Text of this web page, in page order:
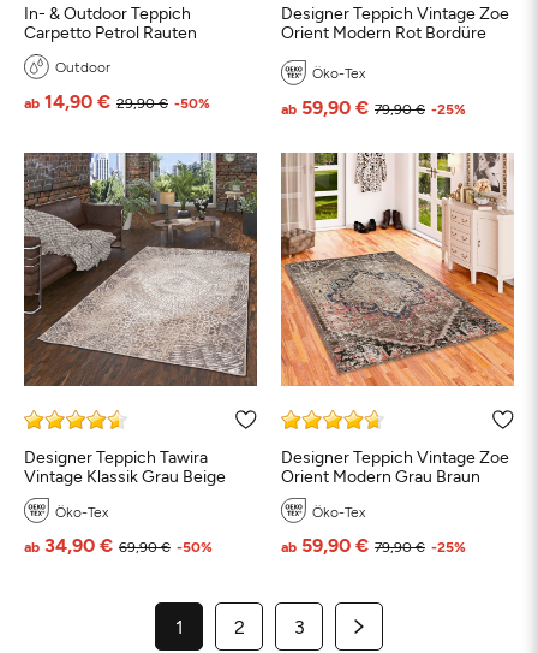
In- & Outdoor Teppich
Carpetto Petrol Rauten
Outdoor
29,90 €
ab 14,90 € -50%
Designer Teppich Vintage Zoe
Orient Modern Rot Bordüre
Öko-Tex
79,90 €
ab 59,90 € -25%
Designer Teppich Tawira
Vintage Klassik Grau Beige
Öko-Tex
69,90 €
ab 34,90 € -50%
Designer Teppich Vintage Zoe
Orient Modern Grau Braun
Öko-Tex
79,90 €
ab 59,90 € -25%
1 2 3